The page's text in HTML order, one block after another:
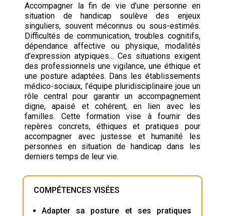
Accompagner la fin de vie d’une personne en
situation de handicap soulève des enjeux
singuliers, souvent méconnus ou sous-estimés.
Difficultés de communication, troubles cognitifs,
dépendance affective ou physique, modalités
d’expression atypiques… Ces situations exigent
des professionnels une vigilance, une éthique et
une posture adaptées. Dans les établissements
médico-sociaux, l’équipe pluridisciplinaire joue un
rôle central pour garantir un accompagnement
digne, apaisé et cohérent, en lien avec les
familles. Cette formation vise à fournir des
repères concrets, éthiques et pratiques pour
accompagner avec justesse et humanité les
personnes en situation de handicap dans les
derniers temps de leur vie.
COMPÉTENCES VISÉES
Adapter sa posture et ses pratiques